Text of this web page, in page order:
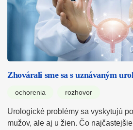
Zhovárali sme sa s uznávaným
ochorenia rozhovor
Urologické problémy sa vyskytujú
mužov, ale aj u žien. Čo